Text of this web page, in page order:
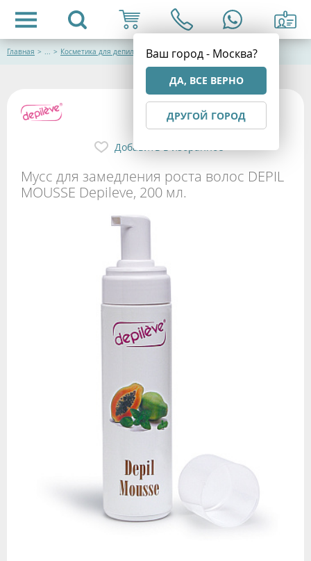
Ваш город - Москва?
ДА, ВСЕ ВЕРНО
ДРУГОЙ ГОРОД
Главная > ... > Косметика для депиляции
Мусс для замедления роста волос DEPIL
MOUSSE Depileve, 200 мл.
Добавить в избранное